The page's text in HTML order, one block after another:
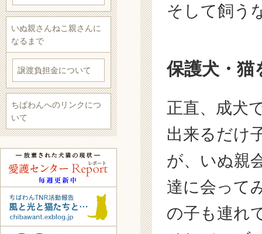
そして飼う
保護犬・猫
正直、成犬
出来るだけ
が、いぬ親
達に会って
の子も連れ
いぬ親さんねこ親さんに
なるまで
譲渡負担金について
ちばわんへのリンクにつ
いて